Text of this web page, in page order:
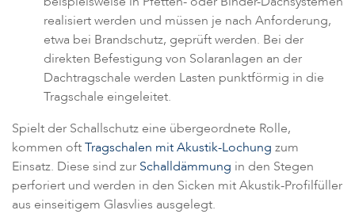
realisiert werden und müssen je nach Anforderung,
etwa bei Brandschutz, geprüft werden. Bei der
direkten Befestigung von Solaranlagen an der
Dachtragschale werden Lasten punktförmig in die
Tragschale eingeleitet.
Spielt der Schallschutz eine übergeordnete Rolle,
kommen oftTragschalen mit Akustik-Lochung zum
Einsatz. Diese sind zur Schalldämmung in den Stegen
perforiert und werden in den Sicken mit Akustik-Profilfüller
aus einseitigem Glasvlies ausgelegt.